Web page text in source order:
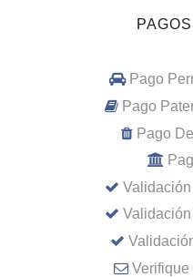
Pago
Pago
Pago
Verifique